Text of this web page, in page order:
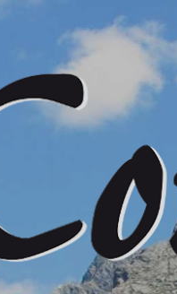
Passa ai contenuti principali